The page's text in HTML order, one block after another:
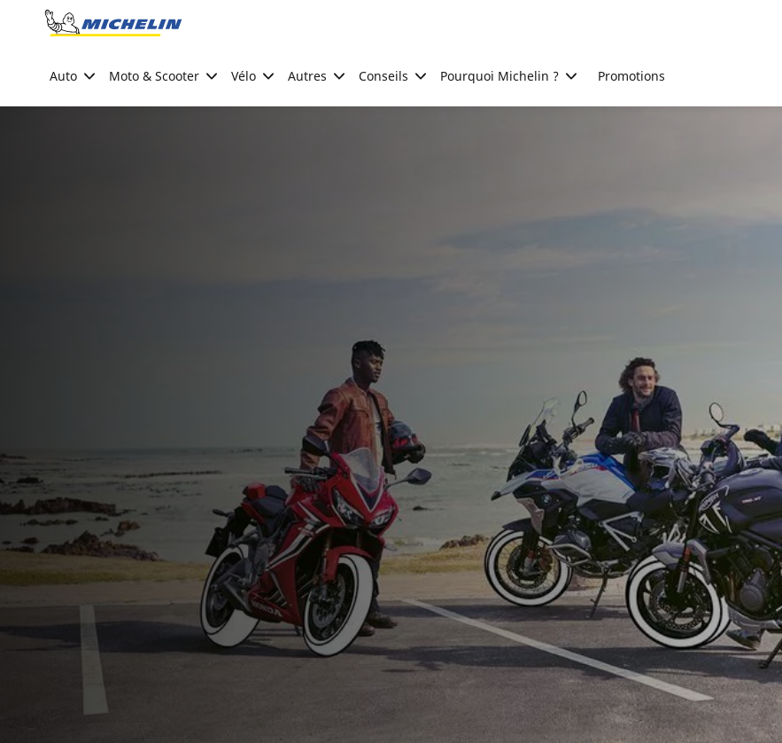
Go to page content
Auto Moto & Scooter Vélo Autres Conseils Pourquoi Michelin ? Promotions